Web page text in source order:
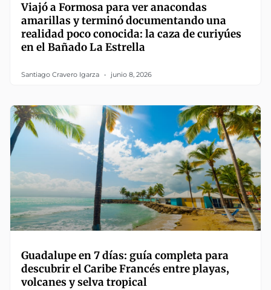
Viajó a Formosa para ver anacondas
amarillas y terminó documentando una
realidad poco conocida: la caza de curiyúes
en el Bañado La Estrella
Santiago Cravero Igarza junio 8, 2026
Guadalupe en 7 días: guía completa para
descubrir el Caribe Francés entre playas,
volcanes y selva tropical